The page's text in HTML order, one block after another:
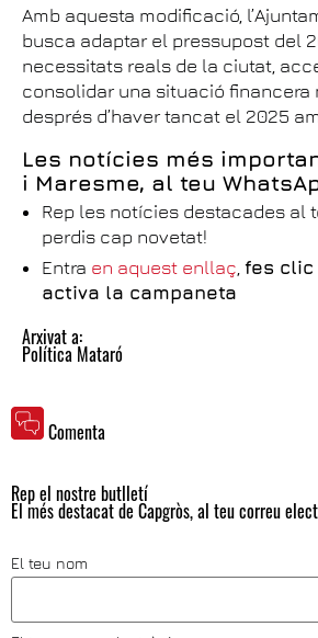
Amb aquesta modificació,
busca adaptar el pressupost del
necessitats reals de la ciutat,
consolidar una situació financera
després d’haver tancat el 2025
Les notícies més
i Maresme, al teu
Rep les notícies destacades al
perdis cap novetat!
Entra en aquest enllaç, fes clic
activa la campaneta
Arxivat a:
Política Mataró
Comenta
Rep el nostre butlletí
El més destacat de Capgròs, al teu correu
El teu nom